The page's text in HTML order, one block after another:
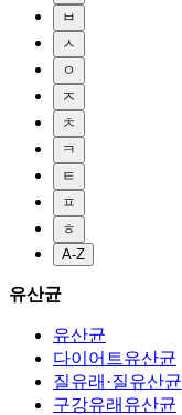
ㅂ
ㅅ
ㅇ
ㅈ
ㅊ
ㅋ
ㅌ
ㅍ
ㅎ
A-Z
유산균
유산균
다이어트유산균
질유래·질유산균
구강유래유산균